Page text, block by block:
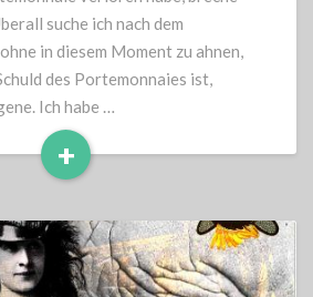
suche ich nach dem
in diesem Moment zu ahnen,
des Portemonnaies ist,
Ich habe …
+
Read